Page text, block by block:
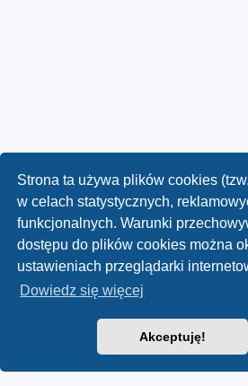
Strona ta używa plików cookies
w celach statystycznych,
funkcjonalnych. Warunki
dostępu do plików cookies można
ustawieniach przeglądarki
Dowiedz się więcej
Akceptuję!